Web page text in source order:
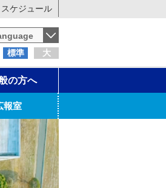
スケジュール
標準 大
の方へ
報室